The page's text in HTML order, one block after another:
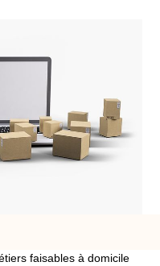
faisables à domicile